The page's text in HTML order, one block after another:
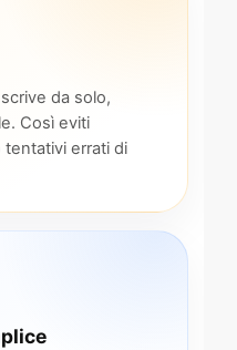
da solo,
Così eviti
tentativi errati di